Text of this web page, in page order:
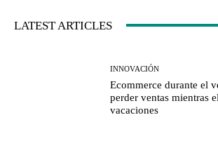
LATEST ARTICLES
INNOVACIÓN
Ecommerce durante el
perder ventas mientras
vacaciones